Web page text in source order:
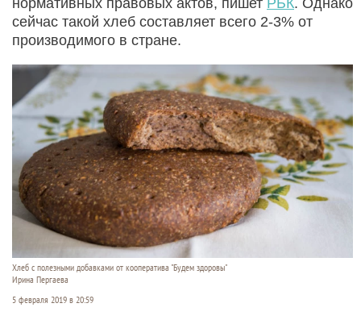
сейчас такой хлеб составляет всего 2-3% от
производимого в стране.
Хлеб с полезными добавками от кооператива "Будем здоровы"
Ирина Пергаева
5 февраля 2019 в 20:59